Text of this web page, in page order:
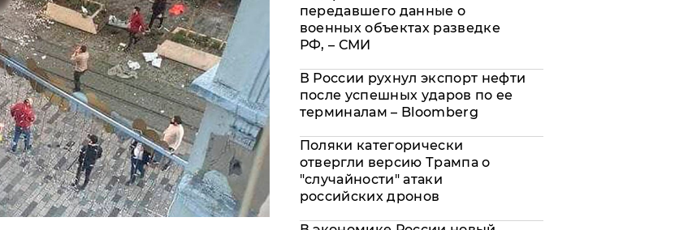
передавшего данные о
военных объектах разведке
РФ, – СМИ
В России рухнул экспорт нефти
после успешных ударов по ее
терминалам – Bloomberg
Поляки категорически
отвергли версию Трампа о
"случайности" атаки
российских дронов